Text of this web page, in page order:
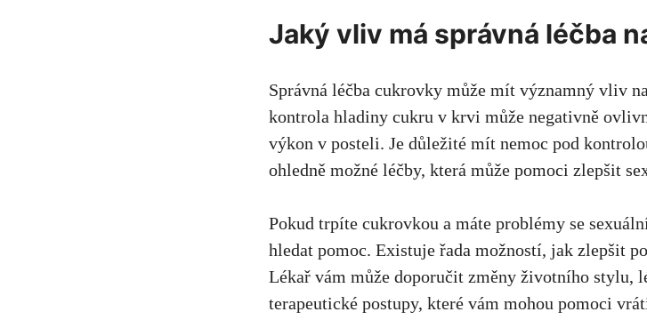
Jaký vliv má správná léčba
Správná léčba cukrovky může mít významný vliv
kontrola hladiny cukru v krvi může negativně
výkon v posteli. Je důležité mít nemoc pod
ohledně možné léčby, která může pomoci zlepšit
Pokud trpíte cukrovkou a máte problémy se
hledat pomoc. Existuje řada možností, jak zlepšit
Lékař vám může doporučit změny životního stylu,
terapeutické postupy, které vám mohou pomoci